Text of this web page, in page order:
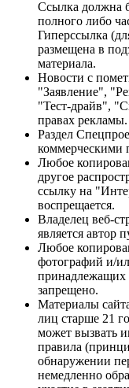
Ссылка должна
полного либо
Гиперссылка
размещена в
материала.
Новости с
"Заявление",
"Тест-драйв",
правах рекламы.
Раздел
коммерческими
Любое
другое
ссылку на
воспрещается.
Владелец веб-
является автор
Любое
фотографий и/
принадлежащих
запрещено.
Материалы
лиц старше 21
может вызвать
правила
обнаружении
немедленно